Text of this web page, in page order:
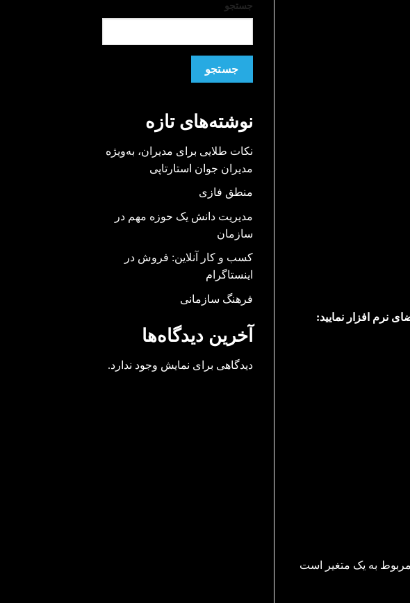
به یک متغیر است
جستجو
جستجو
نوشته‌های تازه
نکات طلایی برای مدیران، به‌ویژه
مدیران جوان استارتاپی
منطق فازی
مدیریت دانش یک حوزه مهم در
سازمان
کسب و کار آنلاین: فروش در
اینستاگرام
فرهنگ سازمانی
آخرین دیدگاه‌ها
دیدگاهی برای نمایش وجود ندارد.